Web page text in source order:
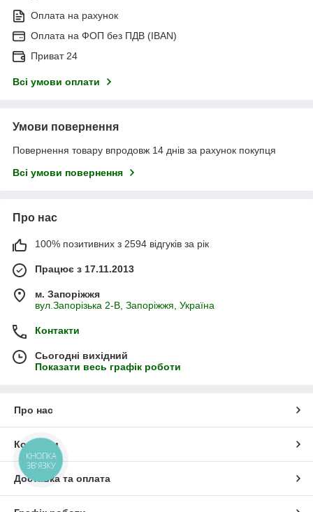
Оплата на рахунок
Оплата на ФОП без ПДВ (IBAN)
Приват 24
Всі умови оплати
Умови повернення
Повернення товару впродовж 14 днів за рахунок покупця
Всі умови повернення
Про нас
100% позитивних з 2594 відгуків за рік
Працює з 17.11.2013
м. Запоріжжя
вул.Запорізька 2-В, Запоріжжя, Україна
Контакти
Сьогодні вихідний
Показати весь графік роботи
Про нас
Контакти
Доставка та оплата
КНОПКА
ЗВ'ЯЗКУ